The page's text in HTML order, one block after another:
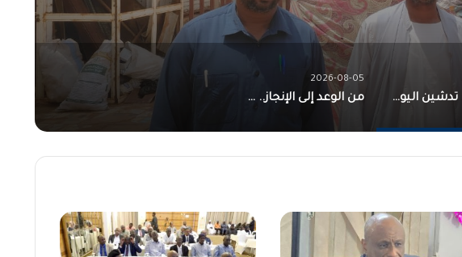
الخرطوم… تدشين اليوم الصحي المجاني بالحاج يوسف شرق ضمن فعاليات موسم الأمن المجتمعي الأول
2026-08-05
من الوعد إلى الإنجاز.. شعار وزارة الثقافة والإعلام “جيناكم” يعيد الحياة لمؤسسات السودان الإعلامية والثقافية